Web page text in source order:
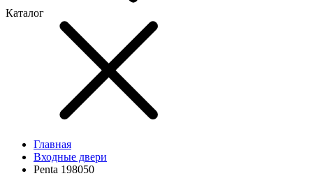
Каталог
Главная
Входные двери
Penta 198050